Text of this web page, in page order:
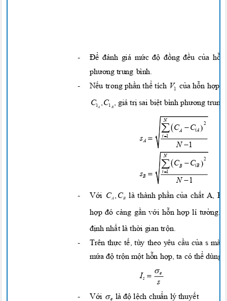
-
-
Để đánh giá mức độ đồng đều của
phươngtrung bình.
Nếutrongphần thểtích V của hỗn hợp
1
C1 ,C1 , giátrịsaibiệt bìnhphương
A B
N
2
CC


iA 

A
i1
sA
sB
N1
N
2
CC
iB 

B
i1
N1
-
-
Với CA CBlà thànhphần của chất A, B
hợp đó càng gần với hỗn hợplítưởng.
định nhấtlàthời giantrộn.
Trênthực tế,tùy theo yêu cầu của s mà
mứa độ trộn một hỗn hợp,ta có thểdùng
e
Is
s
- Với e làđộ lệch chuẩn lýthuyết